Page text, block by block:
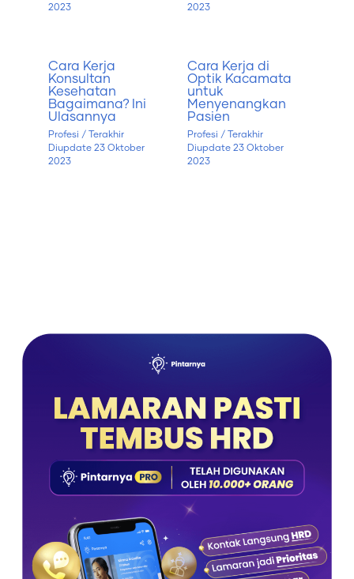
2023
2023
Cara Kerja
Konsultan
Kesehatan
Bagaimana? Ini
Ulasannya
Profesi / Terakhir
Diupdate 23 Oktober
2023
Cara Kerja di
Optik Kacamata
untuk
Menyenangkan
Pasien
Profesi / Terakhir
Diupdate23 Oktober
2023